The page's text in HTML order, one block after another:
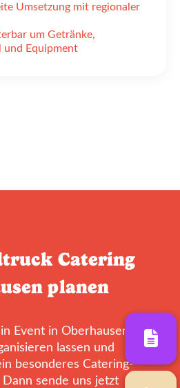
Umsetzung mit regionaler
um Getränke,
und Equipment
Catering
planen
Event in Oberhausen
lassen und
besonderes Catering-
Dann sende uns jetzt